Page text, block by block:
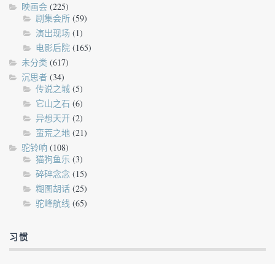
映画会 (225)
剧集会所 (59)
演出现场 (1)
电影后院 (165)
未分类 (617)
沉思者 (34)
传说之城 (5)
它山之石 (6)
异想天开 (2)
蛮荒之地 (21)
驼铃响 (108)
猫狗鱼乐 (3)
碎碎念念 (15)
糊图胡话 (25)
驼峰航线 (65)
习惯